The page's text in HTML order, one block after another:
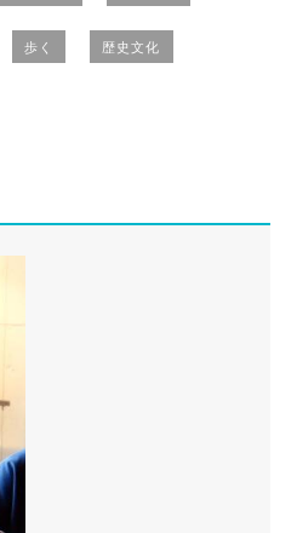
歩く 歴史文化